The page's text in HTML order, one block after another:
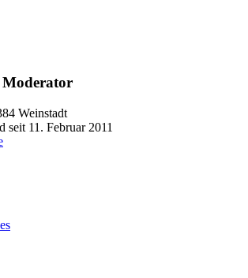
Moderator
Weinstadt
seit 11. Februar 2011